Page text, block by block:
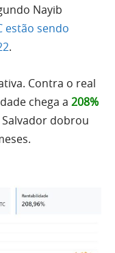
Nayib
estão sendo
.
Contra o real
chega a 208%
dobrou